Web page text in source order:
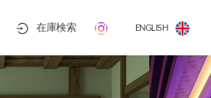
在庫検索 ENGLISH